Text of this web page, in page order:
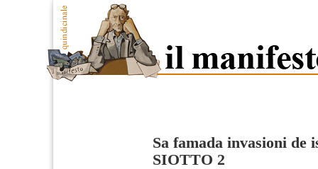
Sa famada invasioni de
SIOTTO 2